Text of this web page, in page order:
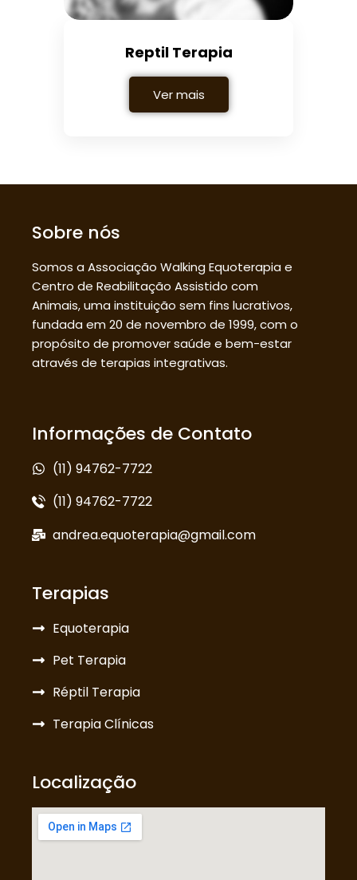
Reptil Terapia
Ver mais
Sobre nós
Somos a Associação Walking Equoterapia e
Centro de Reabilitação Assistido com
Animais, uma instituição sem fins lucrativos,
fundada em 20 de novembro de 1999, com o
propósito de promover saúde e bem-estar
através de terapias integrativas.
Informações de Contato
(11) 94762-7722
(11) 94762-7722
andrea.equoterapia@gmail.com
Terapias
Equoterapia
Pet Terapia
Réptil Terapia
Terapia Clínicas
Localização